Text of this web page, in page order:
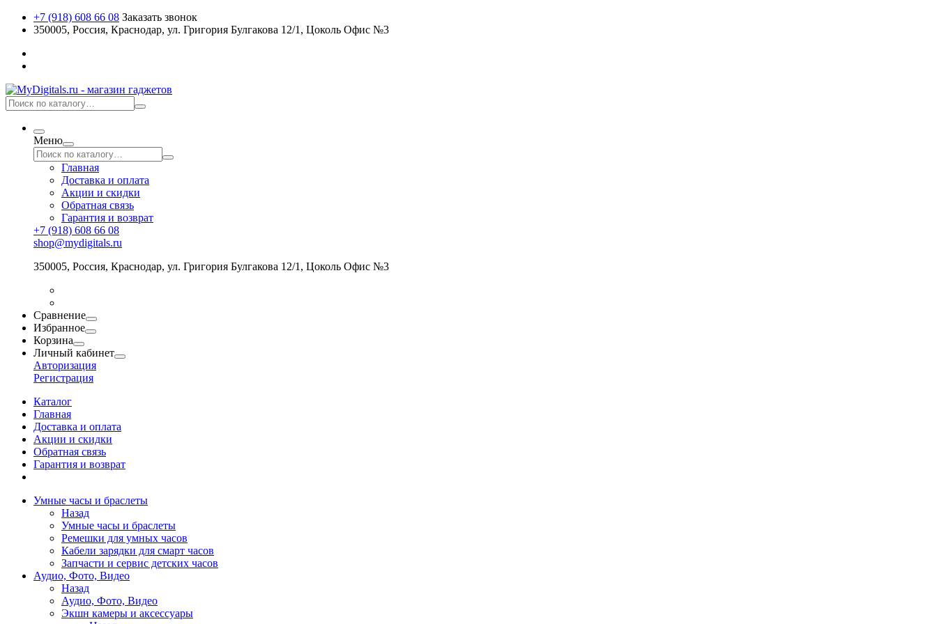
+7 (918) 608 66 08 Заказать звонок
350005, Россия, Краснодар, ул. Григория Булгакова 12/1, Цоколь Офис №3
Меню
Главная
Доставка и оплата
Акции и скидки
Обратная связь
Гарантия и возврат
+7 (918) 608 66 08
shop@mydigitals.ru
350005, Россия, Краснодар, ул. Григория Булгакова 12/1, Цоколь Офис №3
Сравнение
Избранное
Корзина
Личный кабинет
Авторизация
Регистрация
Каталог
Главная
Доставка и оплата
Акции и скидки
Обратная связь
Гарантия и возврат
Умные часы и браслеты
Назад
Умные часы и браслеты
Ремешки для умных часов
Кабели зарядки для смарт часов
Запчасти и сервис детских часов
Аудио, Фото, Видео
Назад
Аудио, Фото, Видео
Экшн камеры и аксессуары